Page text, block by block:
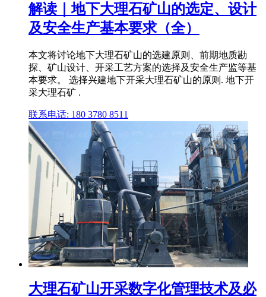
解读｜地下大理石矿山的选定、设计
及安全生产基本要求（全）
本文将讨论地下大理石矿山的选建原则、前期地质勘
探、矿山设计、开采工艺方案的选择及安全生产监等基
本要求。 选择兴建地下开采大理石矿山的原则. 地下开
采大理石矿 .
联系电话: 180 3780 8511
大理石矿山开采数字化管理技术及必